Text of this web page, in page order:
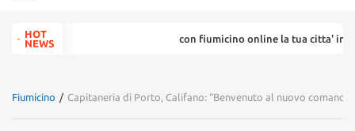
Search
for:HOT
NEWS
con fiumicino online la tua citta' in
Fiumicino / Capitaneria di Porto, Califano: “Benvenuto al nuovo